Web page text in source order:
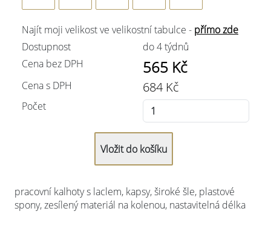
Najít moji velikost ve velikostní tabulce - přímo zde
Dostupnost
do 4 týdnů
Cena bez DPH
565 Kč
Cena s DPH 684Kč
Počet
pracovní kalhoty s laclem, kapsy, široké šle, plastové
spony, zesílený materiál na kolenou, nastavitelná délka